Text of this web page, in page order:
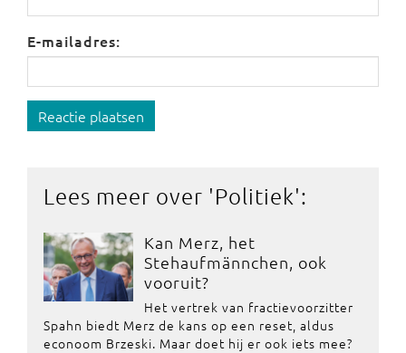
E-mailadres:
Reactie plaatsen
Lees meer over 'Politiek':
Kan Merz, het
Stehaufmännchen, ook
vooruit?
Het vertrek van fractievoorzitter
Spahn biedt Merz de kans op een reset, aldus
econoom Brzeski. Maar doet hij er ook iets mee?